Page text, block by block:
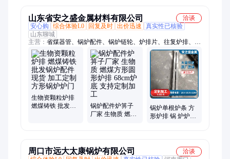
工
山东省安之盛金属材料有限公司
洽谈
安心购
综合体验L0 回复及时 出价迅速
真实性已核验
山东聊城
主营： 省煤器管、锅炉配件、锅炉链轮、炉排片、往复炉排、纸
加工炉排、锅炉炉排配件、锅炉风帽、锅炉齿轮、工业锅炉、异
型检查门、垃圾焚烧炉、铸铁人孔门、锅炉省煤器、单双排输送
轮、起重异形链轮组
生物资颗粒炉排
燃煤铸铁 批发锅
锅炉配件炉箅子
厂家 生物质 燃煤
锅炉单根炉条 方
形炉排 锅 炉炉底
周口市远大太康锅炉有限公司
洽谈